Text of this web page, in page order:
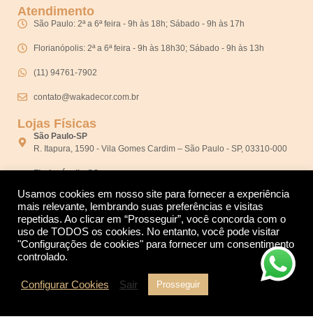
Atendimento
São Paulo: 2ª a 6ª feira - 9h às 18h; Sábado - 9h às 17h
Florianópolis: 2ª a 6ª feira - 9h às 18h30; Sábado - 9h às 13h
(11) 94761-7902
contato@wakadecor.com.br
Lojas Físicas
São Paulo-SP
R. Itapura, 1590 - Vila Gomes Cardim – São Paulo - SP, 03310-000
Florianópolis-SC
88015-100, Brasil
Desenvolvido por:
Usamos cookies em nosso site para fornecer a experiência
mais relevante, lembrando suas preferências e visitas
repetidas. Ao clicar em “Prosseguir”, você concorda com o
uso de TODOS os cookies. No entanto, você pode visitar
"Configurações de cookies" para fornecer um consentimento
controlado.
Configurar Cookies Sair Prosseguir